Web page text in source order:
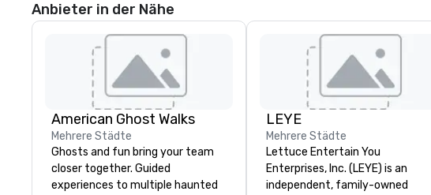
Anbieter in der Nähe
American Ghost Walks
Mehrere Städte
Ghosts and fun bring your team
closer together. Guided
experiences to multiple haunted
LEYE
Mehrere Städte
Lettuce Entertain You
Enterprises, Inc. (LEYE) is an
independent, family-owned